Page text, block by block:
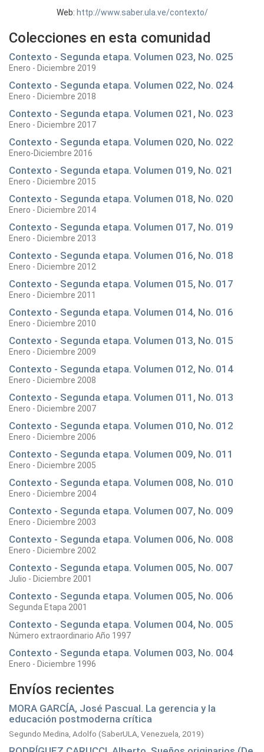
Web: http://www.saber.ula.ve/contexto/
Colecciones en esta comunidad
Contexto - Segunda etapa. Volumen 023, No. 025
Enero - Diciembre 2019
Contexto - Segunda etapa. Volumen 022, No. 024
Enero - Diciembre 2018
Contexto - Segunda etapa. Volumen 021, No. 023
Enero - Diciembre 2017
Contexto - Segunda etapa. Volumen 020, No. 022
Enero-Diciembre 2016
Contexto - Segunda etapa. Volumen 019, No. 021
Enero - Diciembre 2015
Contexto - Segunda etapa. Volumen 018, No. 020
Enero - Diciembre 2014
Contexto - Segunda etapa. Volumen 017, No. 019
Enero - Diciembre 2013
Contexto - Segunda etapa. Volumen 016, No. 018
Enero - Diciembre 2012
Contexto - Segunda etapa. Volumen 015, No. 017
Enero - Diciembre 2011
Contexto - Segunda etapa. Volumen 014, No. 016
Enero - Diciembre 2010
Contexto - Segunda etapa. Volumen 013, No. 015
Enero - Diciembre 2009
Contexto - Segunda etapa. Volumen 012, No. 014
Enero - Diciembre 2008
Contexto - Segunda etapa. Volumen 011, No. 013
Enero - Diciembre 2007
Contexto - Segunda etapa. Volumen 010, No. 012
Enero - Diciembre 2006
Contexto - Segunda etapa. Volumen 009, No. 011
Enero - Diciembre 2005
Contexto - Segunda etapa. Volumen 008, No. 010
Enero - Diciembre 2004
Contexto - Segunda etapa. Volumen 007, No. 009
Enero - Diciembre 2003
Contexto - Segunda etapa. Volumen 006, No. 008
Enero - Diciembre 2002
Contexto - Segunda etapa. Volumen 005, No. 007
Julio - Diciembre 2001
Contexto - Segunda etapa. Volumen 005, No. 006
Segunda Etapa 2001
Contexto - Segunda etapa. Volumen 004, No. 005
Número extraordinario Año 1997
Contexto - Segunda etapa. Volumen 003, No. 004
Enero - Diciembre 1996
Envíos recientes
MORA GARCÍA, José Pascual. La gerencia y la
educación postmoderna crítica
Segundo Medina, Adolfo (SaberULA, Venezuela, 2019)